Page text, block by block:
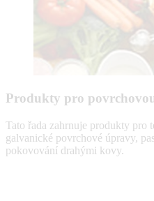
Produkty pro
Tato řada zahrnuje produkty pro
galvanické povrchové úpravy,
pokovování drahými kovy.